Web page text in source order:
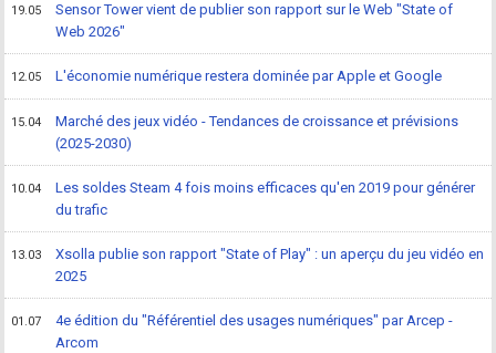
19.05
Sensor Tower vient de publier son rapport sur le Web "State of
Web 2026"
12.05 L'économie numérique restera dominée par Apple et Google
15.04
Marché des jeux vidéo - Tendances de croissance et prévisions
(2025-2030)
10.04
Les soldes Steam 4 fois moins efficaces qu'en 2019 pour générer
du trafic
13.03
Xsolla publie son rapport "State of Play" : un aperçu du jeu vidéo en
2025
01.07
4e édition du "Référentiel des usages numériques" par Arcep -
Arcom